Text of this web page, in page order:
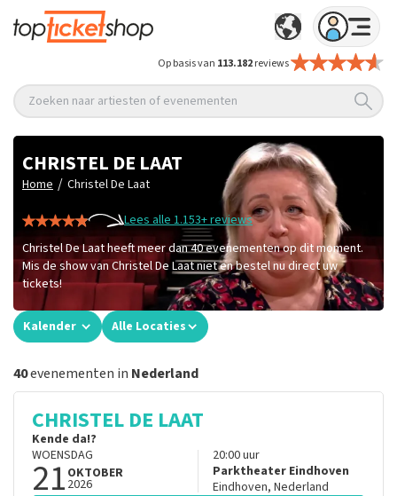
Op basis van 113.182reviews
Zoeken naar artiesten of evenementen
CHRISTEL DE LAAT
Home / Christel De Laat
Lees alle 1.153+ reviews
Christel De Laat heeft meer dan 40 evenementen op dit moment.
Mis de show van Christel De Laat niet en bestel nu direct uw
tickets!
Kalender Alle Locaties
40evenementen in Nederland
CHRISTEL DE LAAT
Kende da!?
WOENSDAG
21 OKTOBER
2026
20:00uur
Parktheater Eindhoven
Eindhoven, Nederland